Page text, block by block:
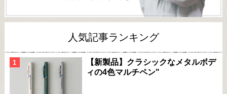
人気記事ランキング
【新製品】クラシックなメタルボデ
ィの4色マルチペン"